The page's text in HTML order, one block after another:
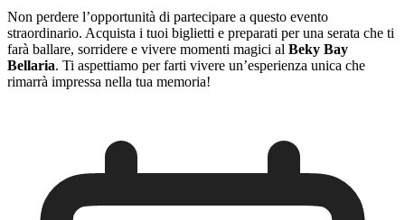
Non perdere l’opportunità di partecipare a questo evento
straordinario. Acquista i tuoi biglietti e preparati per una serata che ti
farà ballare, sorridere e vivere momenti magici al Beky Bay
Bellaria. Ti aspettiamo per farti vivere un’esperienza unica che
rimarrà impressa nella tua memoria!